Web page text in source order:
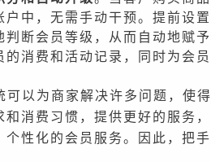
户中，无需手动干预。提前设
判断会员等级，从而自动地赋
的消费和活动记录，同时为会
可以为商家解决许多问题，使
和消费习惯，提供更好的服务
个性化的会员服务。因此，把